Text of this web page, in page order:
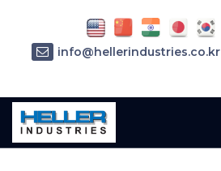
Home»Parts»585784
info@hellerindustries.co.kr